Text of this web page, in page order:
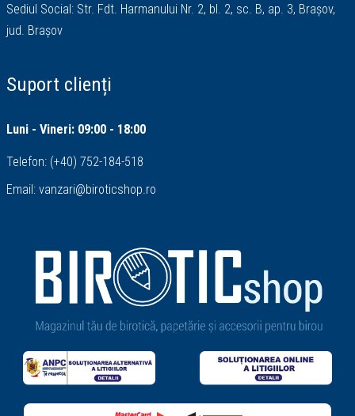
Sediul Social: Str. Fdt. Harmanului Nr. 2, bl. 2, sc. B, ap. 3, Brașov,
jud. Brașov
Suport clienți
Luni - Vineri: 09:00 - 18:00
Telefon: (+40) 752-184-518
Email: vanzari@biroticshop.ro